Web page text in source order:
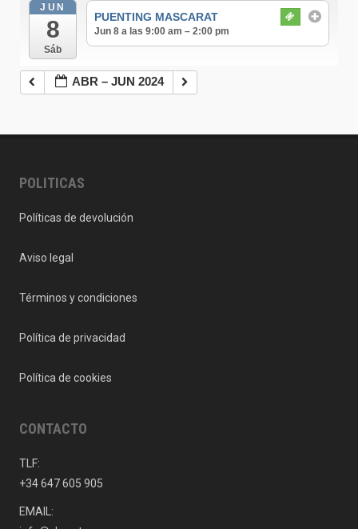
JUN
8
Sáb
PUENTING MASCARAT
Jun 8 a las 9:00 am – 2:00 pm
ABR – JUN 2024
POLITICAS
Políticas de devolución
Aviso legal
Términos y condiciones
Política de privacidad
Política de cookies
CONTACTO
TLF:
+34 647 605 905
EMAIL: